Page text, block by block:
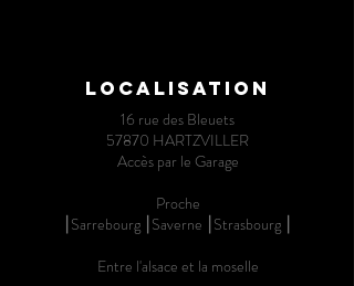
Localisation
16 rue des Bleuets
57870 HARTZVILLER
Accès par le Garage
Proche
⎮Sarrebourg ⎮Saverne ⎮Strasbourg ⎮
Entre l'alsace et la moselle